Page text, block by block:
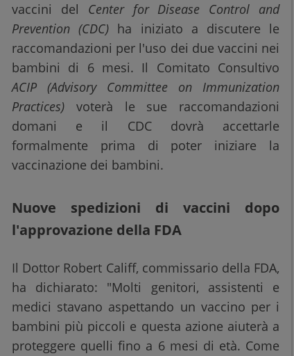
vaccini del Center for Disease Control and
Prevention (CDC) ha iniziato a discutere le
raccomandazioni per l'uso dei due vaccini nei
bambini di 6 mesi. Il Comitato Consultivo
ACIP (Advisory Committee on Immunization
Practices) voterà le sue raccomandazioni
domani e il CDC dovrà accettarle
formalmente prima di poter iniziare la
vaccinazione dei bambini.
Nuove spedizioni di vaccini dopo
l'approvazione della FDA
Il Dottor Robert Califf, commissario della FDA,
ha dichiarato: "Molti genitori, assistenti e
medici stavano aspettando un vaccino per i
bambini più piccoli e questa azione aiuterà a
proteggere quelli fino a 6 mesi di età. Come